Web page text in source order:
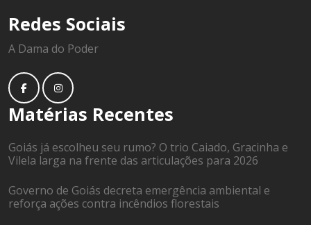
Redes Sociais
A Dama do Poder
Matérias Recentes
Goiás já escolheu seu rumo? O trio Caiado, Gracinha e
Vilela larga na frente das articulações para 2026
Governo de Goiás decreta emergência ambiental e
reforça ações contra incêndios florestais